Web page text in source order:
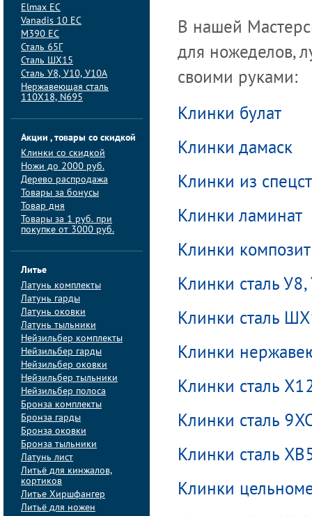
Elmax ЕС
Vanadis 10 ЕС
M390 ЕС
Сталь 65Г
Сталь ШХ15
Сталь У8, У10, У10А
Нержавеющая сталь
110Х18, N695
Акции , товары со скидкой
Клинки со скидкой
Ножи до 2000 руб.
Дерево распродажа
Товары за бонусы
Товар дня
Товары за 1 руб. при
покупке от 3000 руб.
Литье
Латунь комплекты
Латунь гарды
Латунь оковки
Латунь тыльники
Нейзильбер комплекты
Нейзильбер гарды
Нейзильбер оковки
Нейзильбер тыльники
Нейзильбер полоса
Бронза комплекты
Бронза гарды
Бронза оковки
Бронза тыльники
Латунь лист
Литьё для кинжалов,
кортиков
Литье Хиршфангер
Литьё для ножен
В нашей
для ножеделов,
своими руками:
Клинки булат
Клинки дамаск
Клинки из
Клинки ламинат
Клинки композит
Клинки сталь
Клинки сталь
Клинки
Клинки сталь
Клинки сталь
Клинки сталь
Клинки